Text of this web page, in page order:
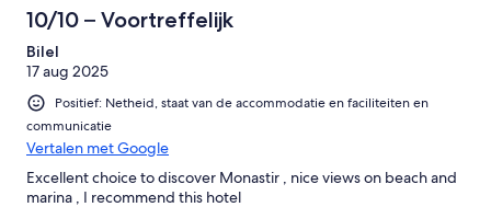
10/10 – Voortreffelijk
Bilel
17 aug 2025
Positief: Netheid, staat van de accommodatie en faciliteiten en
communicatie
Vertalen met Google
Excellent choice to discover Monastir , nice views on beach and
marina , I recommend this hotel